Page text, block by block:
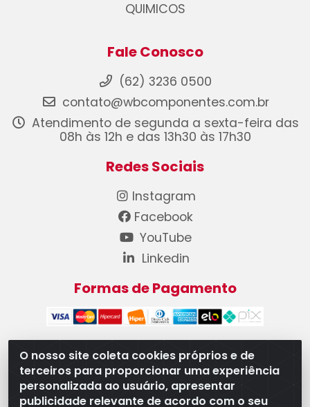
O nosso site coleta cookies próprios e de
terceiros para proporcionar uma experiência
personalizada ao usuário, apresentar
publicidade relevante de acordo com o seu
QUIMICOS
Fale Conosco
(62) 3236 0500
contato@wbcomponentes.com.br
Atendimento de segunda a sexta-feira das
08h às 12h e das 13h30 às 17h30
Redes Sociais
Instagram
Facebook
YouTube
Linkedin
Formas de Pagamento
WB Componentes Automotivos LTDA - CNPJ
08.528.393/0001-12 - Rua do Níquel, 667 - Parque
Oeste Industrial, Goiânia/GO - CEP 74375-660